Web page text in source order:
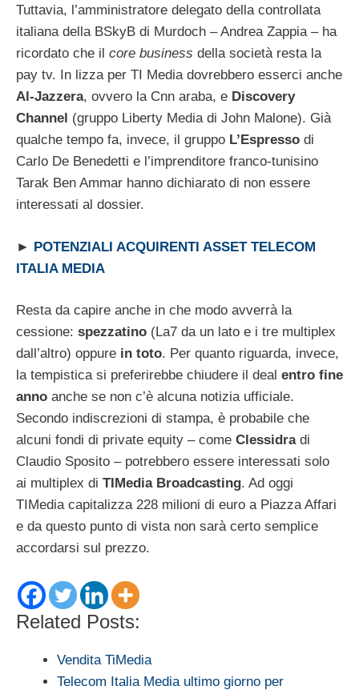
Tuttavia, l’amministratore delegato della controllata
italiana della BSkyB di Murdoch – Andrea Zappia – ha
ricordato che il core business della società resta la
pay tv. In lizza per TI Media dovrebbero esserci anche
Al-Jazzera, ovvero la Cnn araba, e Discovery
Channel (gruppo Liberty Media di John Malone). Già
qualche tempo fa, invece, il gruppo L’Espresso di
Carlo De Benedetti e l’imprenditore franco-tunisino
Tarak Ben Ammar hanno dichiarato di non essere
interessati al dossier.
► POTENZIALI ACQUIRENTI ASSET TELECOM
ITALIA MEDIA
Resta da capire anche in che modo avverrà la
cessione: spezzatino (La7 da un lato e i tre multiplex
dall’altro) oppure in toto. Per quanto riguarda, invece,
la tempistica si preferirebbe chiudere il deal entro fine
anno anche se non c’è alcuna notizia ufficiale.
Secondo indiscrezioni di stampa, è probabile che
alcuni fondi di private equity – come Clessidradi
Claudio Sposito – potrebbero essere interessati solo
ai multiplex di TIMedia Broadcasting. Ad oggi
TIMedia capitalizza 228 milioni di euro a Piazza Affari
e da questo punto di vista non sarà certo semplice
accordarsi sul prezzo.
Related Posts:
Vendita TiMedia
Telecom Italia Media ultimo giorno per